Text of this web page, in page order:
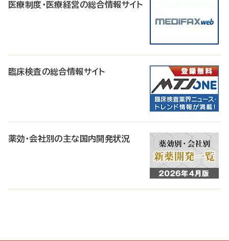
医療制度・医療経営の総合情報サイト
臨床検査の総合情報サイト
薬効・会社別の主な国内開発状況